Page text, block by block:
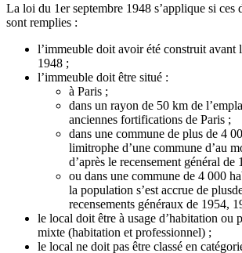
La loi du 1er septembre 1948 s’applique si ces
sont remplies :
l’immeuble doit avoir été construit avant
1948 ;
l’immeuble doit être situé :
à Paris ;
dans un rayon de 50 km de
anciennes fortifications de Paris ;
dans une commune de plus de 4
limitrophe d’une commune d’au
d’après le recensement général de
ou dans une commune de 4 000
la population s’est accrue de
recensements généraux de 1954,
le local doit être à usage d’habitation ou
mixte (habitation et professionnel) ;
le local ne doit pas être classé en